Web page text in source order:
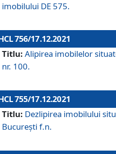
imobilului DE 575.
756/17.12.2021
Titlu: Alipirea imobilelor
nr. 100.
755/17.12.2021
Titlu: Dezlipirea imobilului
București f.n.